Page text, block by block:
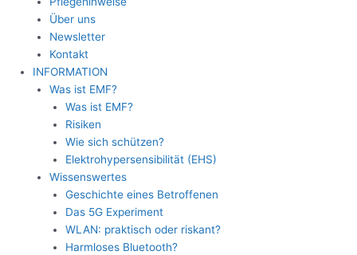
Über uns
Newsletter
Kontakt
INFORMATION
Was ist EMF?
Was ist EMF?
Risiken
Wie sich schützen?
Elektrohypersensibilität (EHS)
Wissenswertes
Geschichte eines Betroffenen
Das 5G Experiment
WLAN: praktisch oder riskant?
Harmloses Bluetooth?